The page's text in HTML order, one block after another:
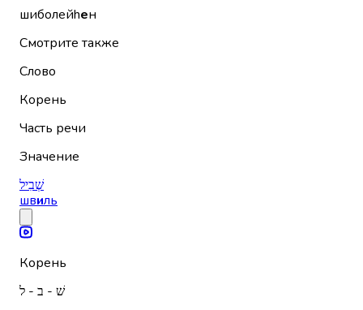
шиболейhен
Смотрите также
Слово
Корень
Часть речи
Значение
שְׁבִיל
швиль
Корень
שׁ - ב - ל